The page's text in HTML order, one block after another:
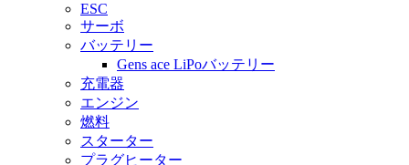
ESC
サーボ
バッテリー
Gens ace LiPoバッテリー
充電器
エンジン
燃料
スターター
プラグヒーター